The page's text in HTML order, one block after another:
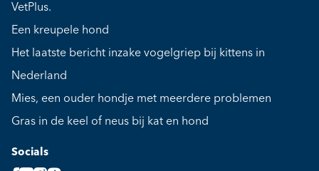
VetPlus.
Een kreupele hond
Het laatste bericht inzake vogelgriep bij kittens in
Nederland
Mies, een ouder hondje met meerdere problemen
Gras in de keel of neus bij kat en hond
Socials